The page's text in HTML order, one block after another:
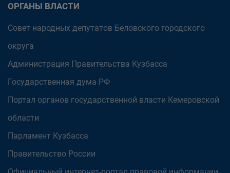
ОРГАНЫ ВЛАСТИ
Совет народных депутатов Беловского городского
округа
Администрация Правительства Кузбасса
Государственная дума РФ
Портал органов государственной власти Кемеровской
области
Парламент Кузбасса
Правительство России